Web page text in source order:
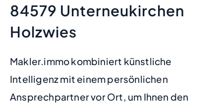
84579 Unterneukirchen
Holzwies
Makler.immo kombiniert künstliche
Intelligenz mit einem persönlichen
Ansprechpartner vor Ort, um Ihnen den